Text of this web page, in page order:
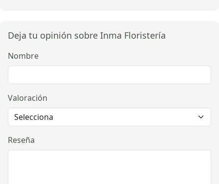
Deja tu opinión sobre Inma Floristería
Nombre
Valoración
Reseña